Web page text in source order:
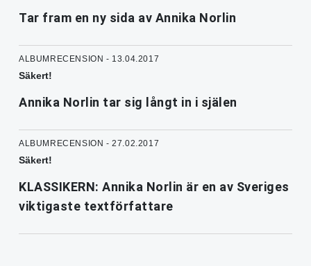
Tar fram en ny sida av Annika Norlin
ALBUMRECENSION - 13.04.2017
Säkert!
Annika Norlin tar sig långt in i själen
ALBUMRECENSION - 27.02.2017
Säkert!
KLASSIKERN: Annika Norlin är en av Sveriges
viktigaste textförfattare